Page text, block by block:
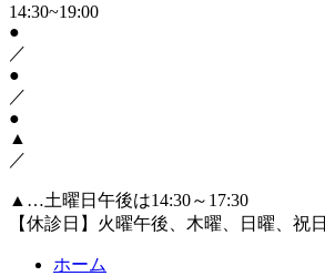
14:30~19:00
●
／
●
／
●
▲
／
▲…土曜日午後は14:30～17:30
【休診日】火曜午後、木曜、日曜、祝日
ホーム